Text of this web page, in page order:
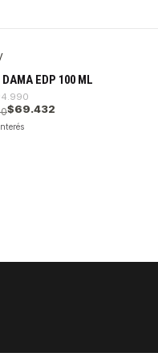
DAMA EDP 100 ML
$69.432